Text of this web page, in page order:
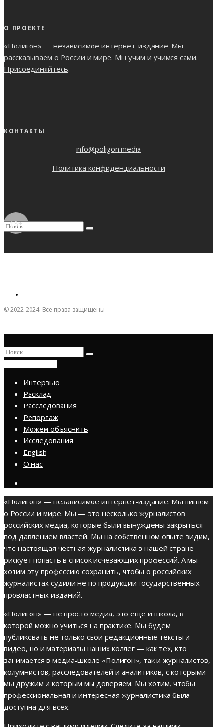
О ПРОЕКТЕ
«Полигон» — независимое интернет-издание. Мы
рассказываем о России и мире. Мы учим и учимся сами.
Присоединяйтесь.
КОНТАКТЫ
info@poligon.media
Политика конфиденциальности
18+
© 2022-2024. Все права защищены
Интервью
Расклад
Расследования
Репортаж
Можем объяснить
Исследования
English
О нас
«Полигон» — независимое интернет-издание. Мы пишем
о России и мире. Мы — это несколько журналистов
российских медиа, которые были вынуждены закрыться
под давлением властей. Мы на собственном опыте видим,
что настоящая честная журналистика в нашей стране
рискует попасть в список исчезающих профессий. А мы
хотим эту профессию сохранить, чтобы о российских
журналистах судили не по продукции государственных
провластных изданий.
«Полигон» — не просто медиа, это еще и школа, в
которой можно учиться на практике. Мы будем
публиковать не только свои редакционные тексты и
видео, но и материалы наших коллег — как тех, кто
занимается в медиа-школе «Полигон», так и журналистов,
колумнистов, расследователей и аналитиков, с которыми
мы дружим и которым мы доверяем. Мы хотим, чтобы
профессиональная и интересная журналистика была
доступна для всех.